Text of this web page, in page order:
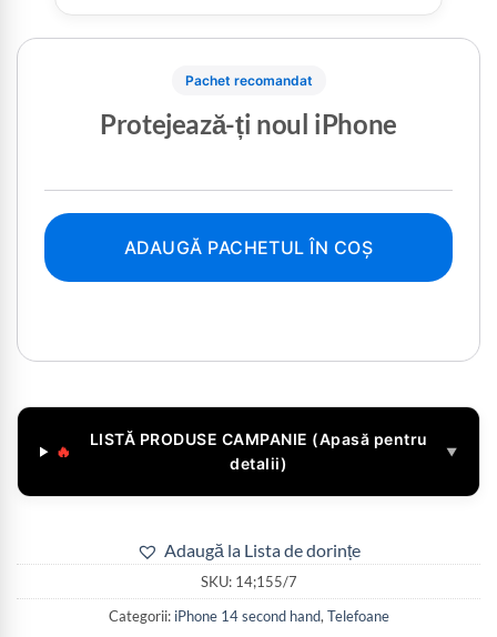
Pachet recomandat
Protejează-ți noul iPhone
ADAUGĂ PACHETUL ÎN COȘ
🔥
LISTĂ PRODUSE CAMPANIE (Apasă pentru
detalii)
▼
Adaugă la Lista de dorințe
SKU: 14;155/7
Categorii: iPhone 14 second hand, Telefoane